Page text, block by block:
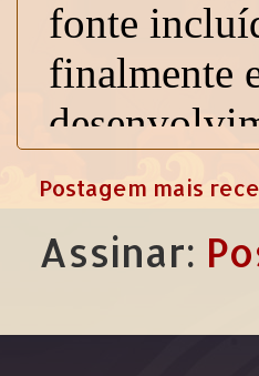
Postagem mais
Assinar: